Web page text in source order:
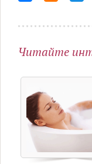
Читайте